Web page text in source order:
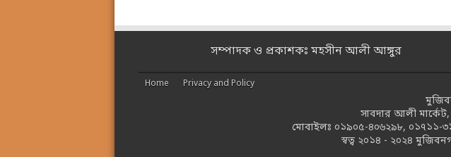
সম্পাদক ও প্রকাশকঃ মহসীন আলী আঙ্গুর
Home Privacy and Policy
সাবদার আলী
মোবাইলঃ ০১৯০৫-৪০৬২৯৮, ০১৭১১-
স্বত্ব ২০১৪ - ২০২৪